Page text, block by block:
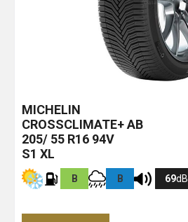
MICHELIN
CROSSCLIMATE+AB
205/ 55 R16 94V
S1 XL
B B 69dB